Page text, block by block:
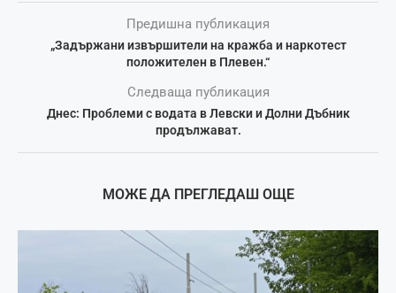
Предишна публикация
„Задържани извършители на кражба и наркотест
положителен в Плевен.“
Следваща публикация
Днес: Проблеми с водата в Левски и Долни Дъбник
продължават.
МОЖЕ ДА ПРЕГЛЕДАШ ОЩЕ